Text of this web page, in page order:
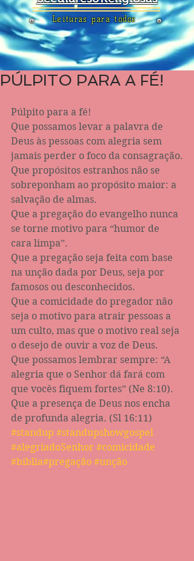
Leituras para todos
PÚLPITO PARA A FÉ!
Púlpito para a fé!
Que possamos levar a palavra de
Deus às pessoas com alegria sem
jamais perder o foco da consagração.
Que propósitos estranhos não se
sobreponham ao propósito maior: a
salvação de almas.
Que a pregação do evangelho nunca
se torne motivo para “humor de
cara limpa”.
Que a pregação seja feita com base
na unção dada por Deus, seja por
famosos ou desconhecidos.
Que a comicidade do pregador não
seja o motivo para atrair pessoas a
um culto, mas que o motivo real seja
o desejo de ouvir a voz de Deus.
Que possamos lembrar sempre: “A
alegria que o Senhor dá fará com
que vocês fiquem fortes” (Ne 8:10).
Que a presença de Deus nos encha
de profunda alegria. (Sl 16:11)
#standup #standupshowgospel
#alegriadoSenhor #comicidade
#biblia#pregação #unção